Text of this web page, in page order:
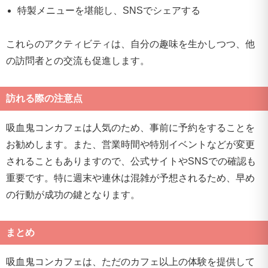
特製メニューを堪能し、SNSでシェアする
これらのアクティビティは、自分の趣味を生かしつつ、他
の訪問者との交流も促進します。
訪れる際の注意点
吸血鬼コンカフェは人気のため、事前に予約をすることを
お勧めします。また、営業時間や特別イベントなどが変更
されることもありますので、公式サイトやSNSでの確認も
重要です。特に週末や連休は混雑が予想されるため、早め
の行動が成功の鍵となります。
まとめ
吸血鬼コンカフェは、ただのカフェ以上の体験を提供して